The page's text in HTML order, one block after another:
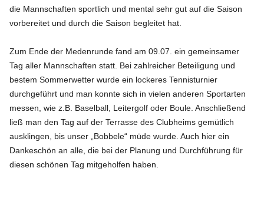
die Mannschaften sportlich und mental sehr gut auf die Saison
vorbereitet und durch die Saison begleitet hat.
Zum Ende der Medenrunde fand am 09.07. ein gemeinsamer
Tag aller Mannschaften statt. Bei zahlreicher Beteiligung und
bestem Sommerwetter wurde ein lockeres Tennisturnier
durchgeführt und man konnte sich in vielen anderen Sportarten
messen, wie z.B. Baselball, Leitergolf oder Boule. Anschließend
ließ man den Tag auf der Terrasse des Clubheims gemütlich
ausklingen, bis unser „Bobbele“ müde wurde. Auch hier ein
Dankeschön an alle, die bei der Planung und Durchführung für
diesen schönen Tag mitgeholfen haben.